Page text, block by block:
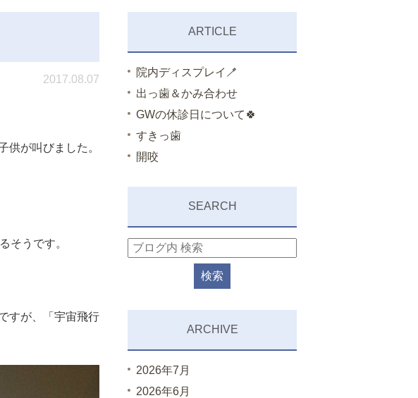
2017.08.07
供が叫びました。
そうです。
すが、「宇宙飛行
ARTICLE
院内ディスプレイ🪥
出っ歯＆かみ合わせ
GWの休診日について🍀
すきっ歯
開咬
SEARCH
ARCHIVE
2026年7月
2026年6月